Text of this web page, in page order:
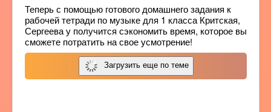
Теперь с помощью готового домашнего задания к
рабочей тетради по музыке для 1 класса Критская,
Сергеева у получится сэкономить время, которое вы
сможете потратить на свое усмотрение!
Загрузить еще по теме